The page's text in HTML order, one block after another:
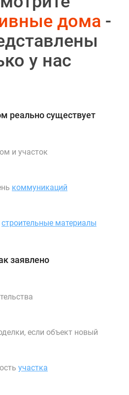
дома -
у нас
реально существует
и участок
коммуникаций
строительные материалы
заявлено
если объект новый
участка